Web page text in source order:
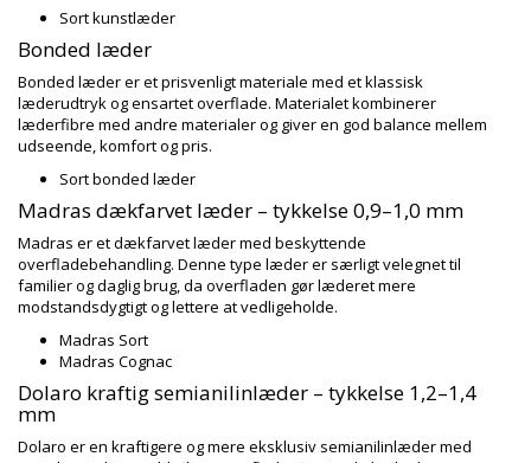
Sort kunstlæder
Bonded læder
Bonded læder er et prisvenligt materiale med et klassisk
læderudtryk og ensartet overflade. Materialet kombinerer
læderfibre med andre materialer og giver en god balance mellem
udseende, komfort og pris.
Sort bonded læder
Madras dækfarvet læder – tykkelse 0,9–1,0 mm
Madras er et dækfarvet læder med beskyttende
overfladebehandling. Denne type læder er særligt velegnet til
familier og daglig brug, da overfladen gør læderet mere
modstandsdygtigt og lettere at vedligeholde.
Madras Sort
Madras Cognac
Dolaro kraftig semianilinlæder – tykkelse 1,2–1,4
mm
Dolaro er en kraftigere og mere eksklusiv semianilinlæder med